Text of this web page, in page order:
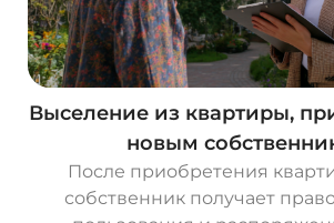
Выселение из квартиры,
новым
После приобретения
собственник получает